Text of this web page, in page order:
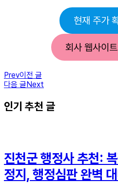
현재 주가
회사 웹사이
Prev이전 글
다음 글Next
인기 추천 글
진천군 행정사 추천:
정지, 행정심판 완벽